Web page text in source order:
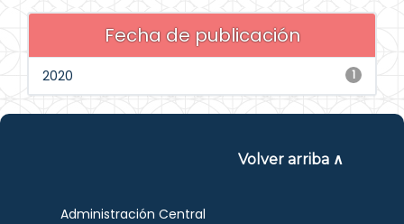
Fecha de publicación
1
2020
Volver arriba ∧
Administración Central